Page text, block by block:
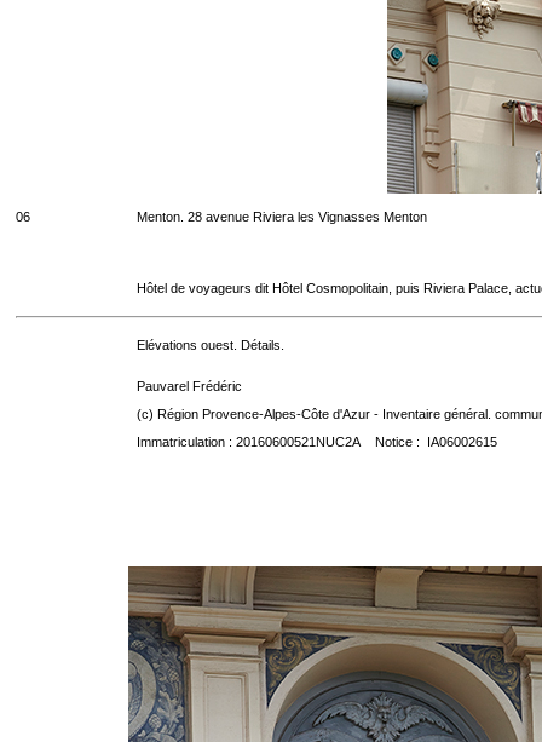
06 Menton. 28 avenue Riviera les Vignasses Menton
Hôtel de voyageurs dit Hôtel Cosmopolitain, puis Riviera Palace,
Elévations ouest. Détails.
Pauvarel Frédéric
(c) Région Provence-Alpes-Côte d'Azur - Inventaire général.
Immatriculation : 20160600521NUC2A Notice : IA06002615